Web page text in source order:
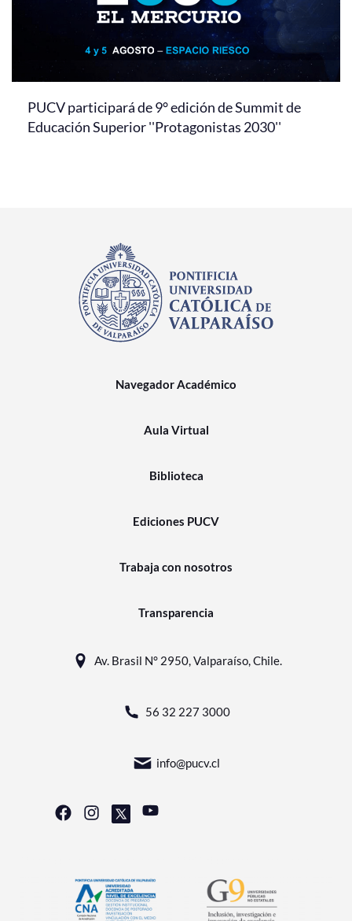
PUCV participará de 9° edición de Summit de
Educación Superior ''Protagonistas 2030''
Navegador Académico
Aula Virtual
Biblioteca
Ediciones PUCV
Trabaja con nosotros
Transparencia
Av. Brasil N° 2950, Valparaíso, Chile.
56 32 227 3000
info@pucv.cl